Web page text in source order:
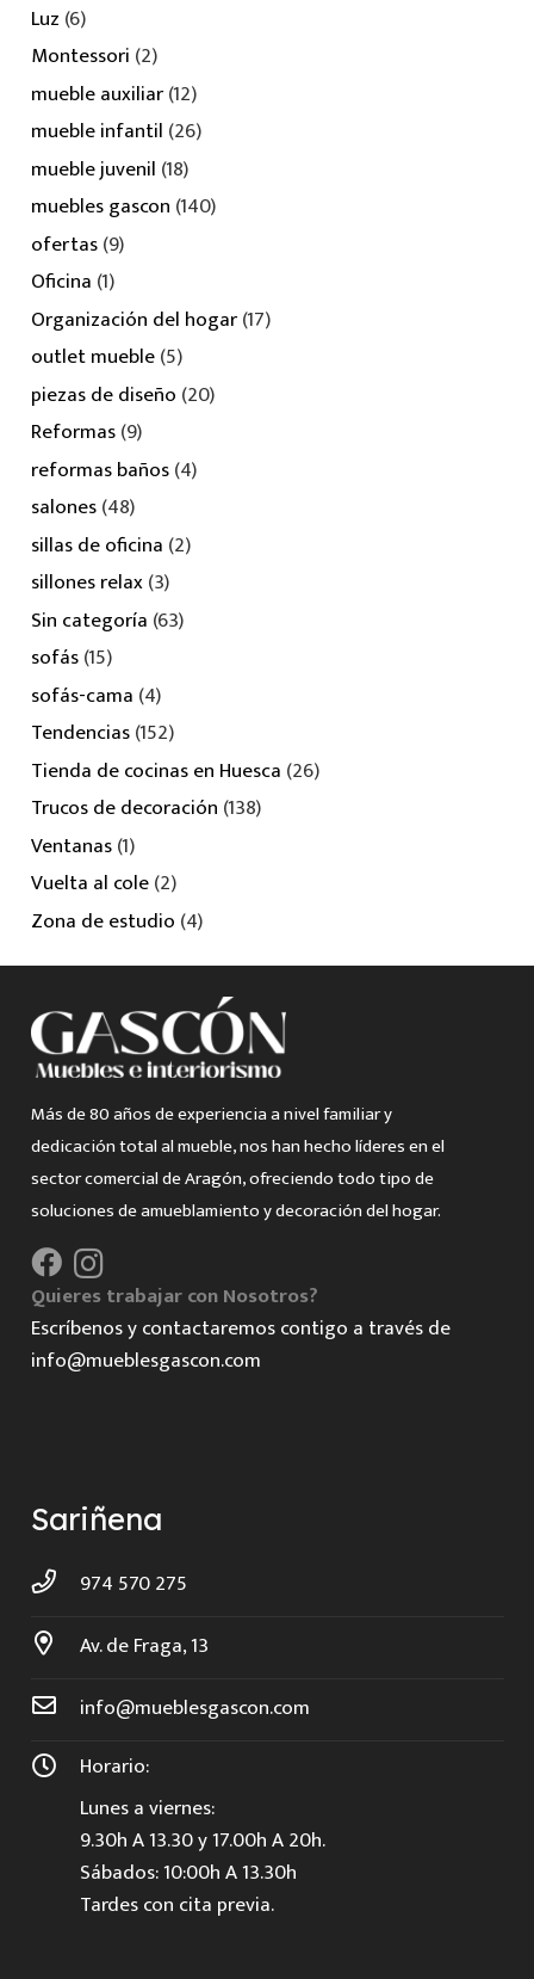
Luz (6)
Montessori (2)
mueble auxiliar(12)
mueble infantil (26)
mueble juvenil (18)
muebles gascon (140)
ofertas(9)
Oficina (1)
Organización del hogar(17)
outlet mueble(5)
piezas de diseño (20)
Reformas(9)
reformas baños(4)
salones(48)
sillas de oficina (2)
sillones relax(3)
Sin categoría (63)
sofás(15)
sofás-cama (4)
Tendencias(152)
Tienda de cocinas en Huesca (26)
Trucos de decoración (138)
Ventanas(1)
Vuelta al cole(2)
Zona de estudio (4)
Más de 80 años de experiencia a nivel familiar y
dedicación total al mueble, nos han hecho líderes en el
sector comercial de Aragón, ofreciendo todo tipo de
soluciones de amueblamiento y decoración del hogar.
Quieres trabajar con Nosotros?
Escríbenos y contactaremos contigo a través de
info@mueblesgascon.com
Sariñena
974 570 275
Av. de Fraga, 13
info@mueblesgascon.com
Horario:
Lunes a viernes:
9.30h A 13.30 y 17.00h A 20h.
Sábados: 10:00h A 13.30h
Tardes con cita previa.